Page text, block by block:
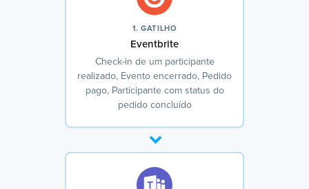
1. GATILHO
Eventbrite
Check-in de um participante
realizado, Evento encerrado, Pedido
pago, Participante com status do
pedido concluído